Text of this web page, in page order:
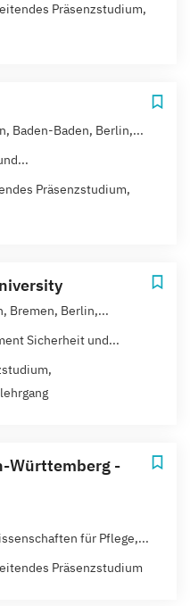
Präsenzstudium,
Baden-Baden, Berlin,...
Präsenzstudium,
Bremen, Berlin,...
Sicherheit und...
Württemberg -
für Pflege,...
Präsenzstudium